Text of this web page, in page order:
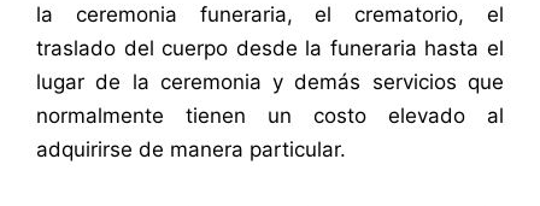
la ceremonia funeraria, el crematorio, el
traslado del cuerpo desde la funeraria hasta el
lugar de la ceremonia y demás servicios que
normalmente tienen un costo elevado al
adquirirse de manera particular.